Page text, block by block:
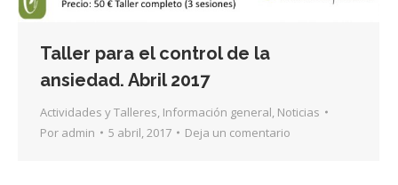
Taller para el control de la
ansiedad. Abril 2017
Actividades y Talleres, Información general, Noticias
Por admin 5 abril, 2017 Deja un comentario